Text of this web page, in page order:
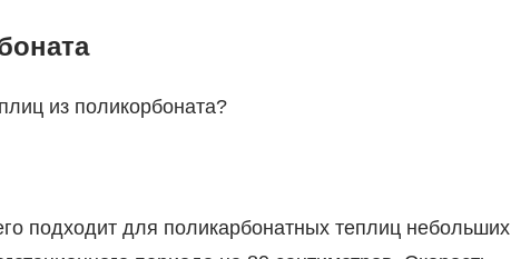
из поликорбоната?
подходит для поликарбонатных теплиц небольших